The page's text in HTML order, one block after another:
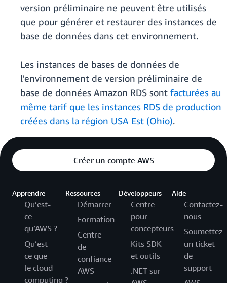
version préliminaire ne peuvent être utilisés
que pour générer et restaurer des instances de
base de données dans cet environnement.
Les instances de bases de données de
l'environnement de version préliminaire de
base de données Amazon RDS sont facturées au
même tarif que les instances RDS de production
créées dans la région USA Est (Ohio).
Créer un compte AWS
Apprendre
Qu’est-
ce
qu’AWS ?
Qu’est-
ce que
le cloud
computing ?
Ressources
Démarrer
Formation
Centre
de
confiance
AWS
Développeurs
Centre
pour
concepteurs
Kits SDK
et outils
.NET sur
Aide
Contactez-
nous
Soumettez
un ticket
de
support